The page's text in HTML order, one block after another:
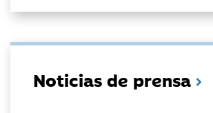
Noticias de prensa